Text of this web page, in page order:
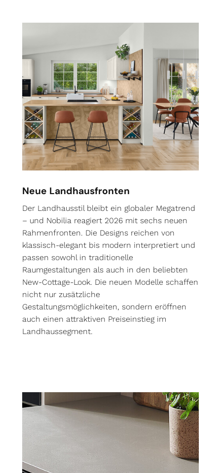
Neue Landhausfronten
Der Landhausstil bleibt ein globaler Megatrend
– und Nobilia reagiert 2026 mit sechs neuen
Rahmenfronten. Die Designs reichen von
klassisch-elegant bis modern interpretiert und
passen sowohl in traditionelle
Raumgestaltungen als auch in den beliebten
New-Cottage-Look. Die neuen Modelle schaffen
nicht nur zusätzliche
Gestaltungsmöglichkeiten, sondern eröffnen
auch einen attraktiven Preiseinstieg im
Landhaussegment.